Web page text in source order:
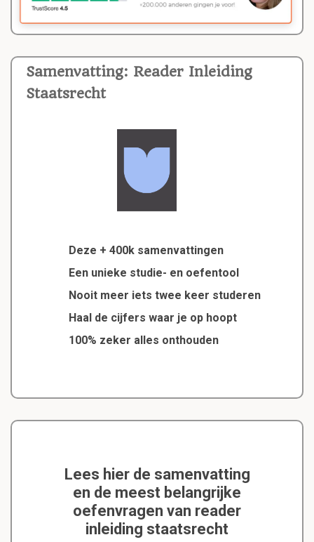
Samenvatting: Reader Inleiding
Staatsrecht
Deze + 400k samenvattingen
Een unieke studie- en oefentool
Nooit meer iets twee keer studeren
Haal de cijfers waar je op hoopt
100% zeker alles onthouden
Lees hier de samenvatting
en de meest belangrijke
oefenvragen van reader
inleiding staatsrecht